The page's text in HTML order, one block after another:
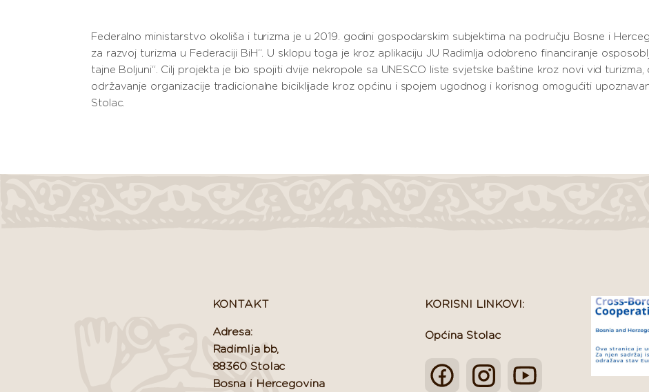
Federalno ministarstvo okoliša i turizma je u 2019. godini gospodarskim subjektima na području Bosne i
za razvoj turizma u Federaciji BiH“. U sklopu toga je kroz aplikaciju JU Radimlja odobreno financiranje
tajne Boljuni“. Cilj projekta je bio spojiti dvije nekropole sa UNESCO liste svjetske baštine kroz novi vid turizma,
održavanje organizacije tradicionalne biciklijade kroz općinu i spojem ugodnog i korisnog omogućiti
Stolac.
KONTAKT
Adresa:
Radimlja bb,
88360 Stolac
Bosna i Hercegovina
KORISNI LINKOVI:
Općina Stolac